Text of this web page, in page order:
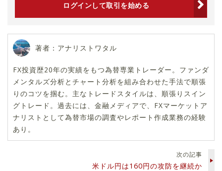
ログインして取引を始める
著者：アナリストワタル
FX投資歴20年の実績をもつ為替専業トレーダー。ファンダ
メンタルズ分析とチャート分析を組み合わせた手法で順張
りのコツを掴む。主なトレードスタイルは、順張りスイン
グトレード。過去には、金融メディアで、FXマーケットア
ナリストとして為替市場の調査やレポート作成業務の経験
あり。
次の記事
米ドル円は160円の攻防を継続か